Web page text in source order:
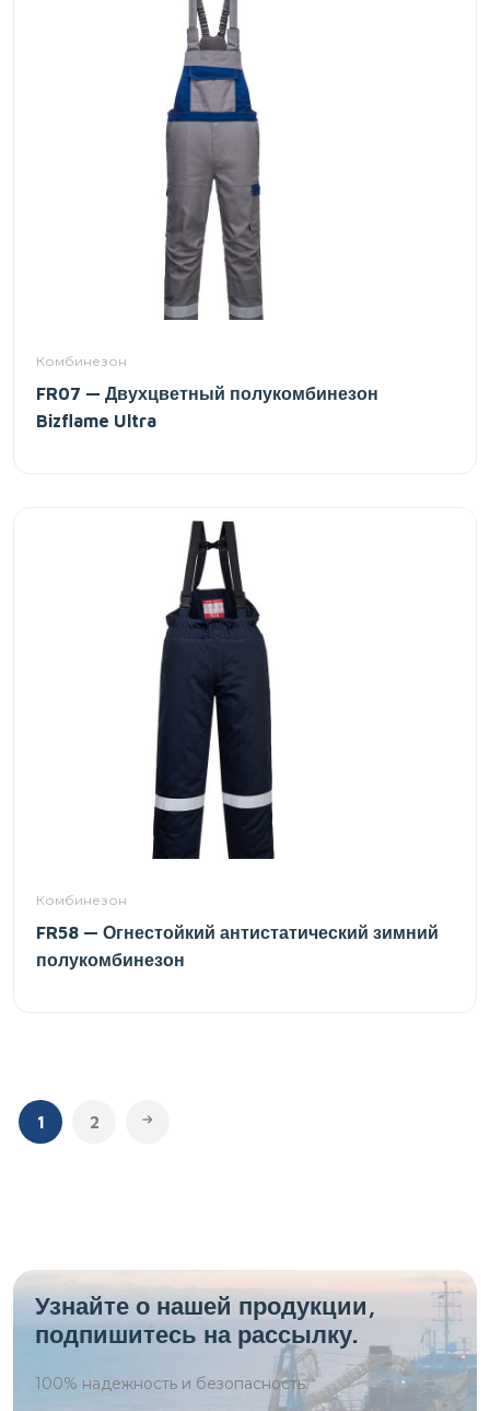
Комбинезон
FR07 — Двухцветный полукомбинезон
Bizflame Ultra
Комбинезон
FR58 — Огнестойкий антистатический зимний
полукомбинезон
1 2
Узнайте о нашей продукции,
подпишитесь на рассылку.
100% надежность и безопасность.